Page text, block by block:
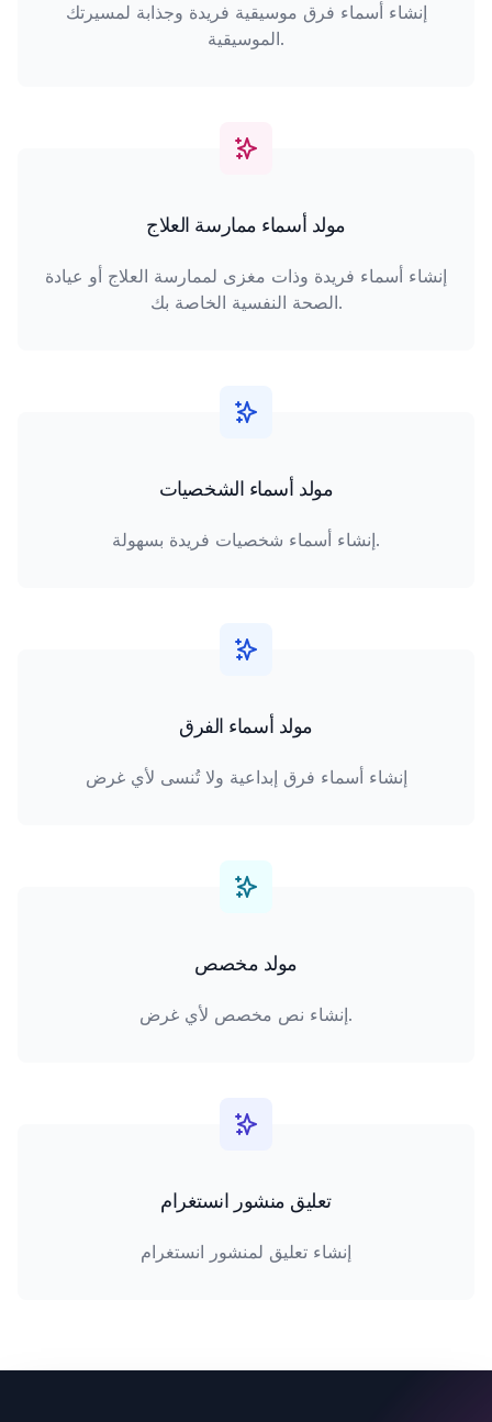
إنشاء أسماء فرق موسيقية فريدة وجذابة لمسيرتك
الموسيقية.
مولد أسماء ممارسة العلاج
إنشاء أسماء فريدة وذات مغزى لممارسة العلاج أو عيادة
الصحة النفسية الخاصة بك.
مولد أسماء الشخصيات
إنشاء أسماء شخصيات فريدة بسهولة.
مولد أسماء الفرق
إنشاء أسماء فرق إبداعية ولا تُنسى لأي غرض
مولد مخصص
إنشاء نص مخصص لأي غرض.
تعليق منشور انستغرام
إنشاء تعليق لمنشور انستغرام